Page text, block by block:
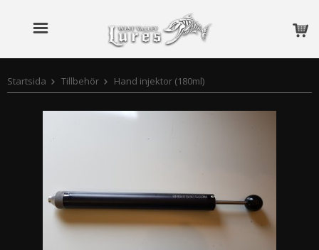
Startsida Tillbehör Hand injektor (180ml)